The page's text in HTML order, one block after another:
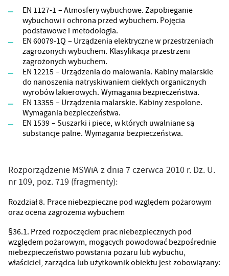
EN 1127-1 – Atmosfery wybuchowe. Zapobieganie
wybuchowi i ochrona przed wybuchem. Pojęcia
podstawowe i metodologia.
EN 60079-1Q – Urządzenia elektryczne w przestrzeniach
zagrożonych wybuchem. Klasyfikacja przestrzeni
zagrożonych wybuchem.
EN 12215 – Urządzenia do malowania. Kabiny malarskie
do nanoszenia natryskiwaniem ciekłych organicznych
wyrobów lakierowych. Wymagania bezpieczeństwa.
EN 13355 – Urządzenia malarskie. Kabiny zespolone.
Wymagania bezpieczeństwa.
EN 1539 – Suszarki i piece, w których uwalniane są
substancje palne. Wymagania bezpieczeństwa.
Rozporządzenie MSWiA z dnia 7 czerwca 2010 r. Dz. U.
nr 109, poz. 719 (fragmenty):
Rozdział 8. Prace niebezpieczne pod względem pożarowym
oraz ocena zagrożenia wybuchem
§36.1. Przed rozpoczęciem prac niebezpiecznych pod
względem pożarowym, mogących powodować bezpośrednie
niebezpieczeństwo powstania pożaru lub wybuchu,
właściciel, zarządca lub użytkownik obiektu jest zobowiązany: